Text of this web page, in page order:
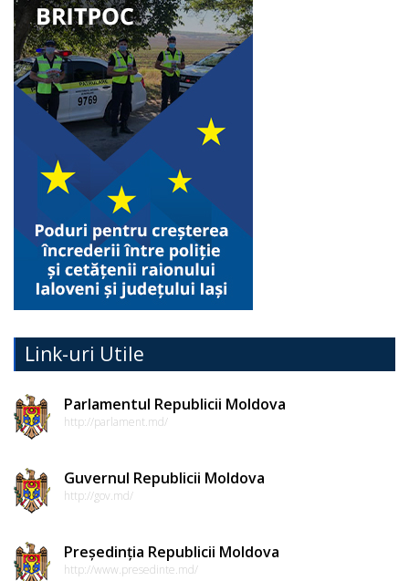
Link-uri Utile
Parlamentul Republicii Moldova
http://parlament.md/
Guvernul Republicii Moldova
http://gov.md/
Președinția Republicii Moldova
http://www.presedinte.md/